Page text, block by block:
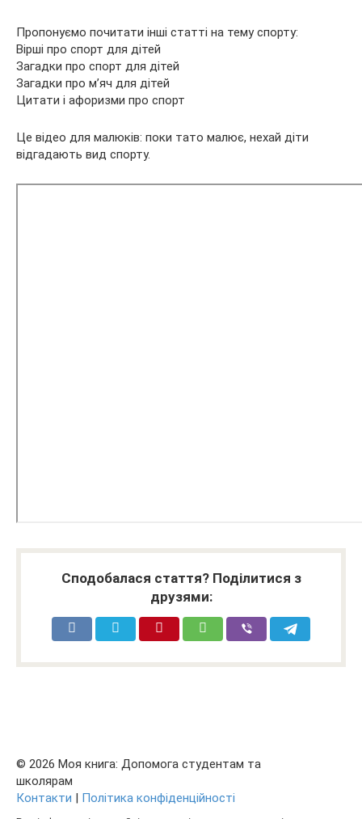
Пропонуємо почитати інші статті на тему спорту:
Вірші про спорт для дітей
Загадки про спорт для дітей
Загадки про м’яч для дітей
Цитати і афоризми про спорт
Це відео для малюків: поки тато малює, нехай діти
відгадають вид спорту.
Сподобалася стаття? Поділитися з
друзями:
© 2026 Моя книга: Допомога студентам та
школярам
Контакти | Політика конфіденційності